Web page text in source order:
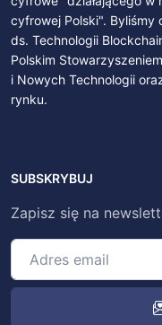
cyfrowej Polski". Byliśmy
ds. Technologii
Polskim
i Nowych Technologii
rynku.
SUBSKRYBUJ
Zapisz się na